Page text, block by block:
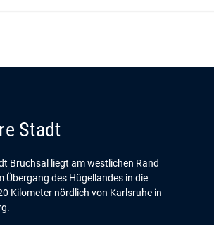
Stadt
Bruchsal liegt am westlichen Rand
Übergang des Hügellandes in die
Kilometer nördlich von Karlsruhe in